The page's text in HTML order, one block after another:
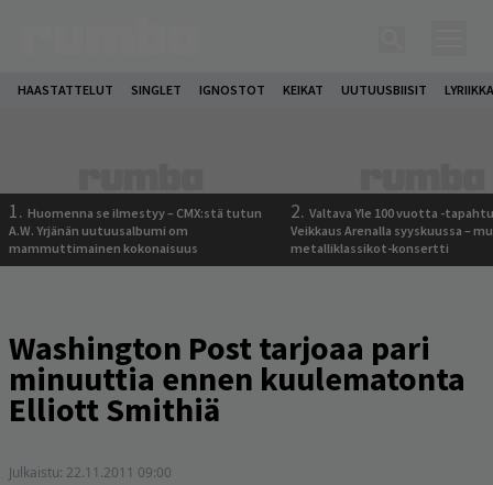
HAASTATTELUT SINGLET IGNOSTOT KEIKAT UUTUUSBIISIT
1. Huomenna se ilmestyy – CMX:stä tutun
A.W. Yrjänän uutuusalbumi om
mammuttimainen kokonaisuus
2. Valtava Yle 100 vuotta -
Veikkaus Arenalla syyskuussa –
metalliklassikot-konsertti
Washington Post tarjoaa pari
minuuttia ennen kuulematonta
Elliott Smithiä
Julkaistu: 22.11.2011 09:00